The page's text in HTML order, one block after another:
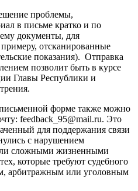
проблемы,
в письме кратко и по
документы, для
отсканированные
показания). Отправка
позволит быть в курсе
Главы Республики и
форме также можно
feedback_95@mail.ru. Это
для поддержания связи
с нарушением
сложными жизненными
которые требуют судебного
арбитражным или уголовным